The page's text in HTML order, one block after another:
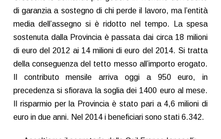
di garanzia a sostegno di chi perde il lavoro, ma l’entità
media dell’assegno si è ridotto nel tempo. La spesa
sostenuta dalla Provincia è passata dai circa 18 milioni
di euro del 2012 ai 14 milioni di euro del 2014. Si tratta
della conseguenza del tetto messo all’importo erogato.
Il contributo mensile arriva oggi a 950 euro, in
precedenza si sfiorava la soglia dei 1400 euro al mese.
Il risparmio per la Provincia è stato pari a 4,6 milioni di
euro in due anni. Nel 2014 i beneficiari sono stati 6.342.